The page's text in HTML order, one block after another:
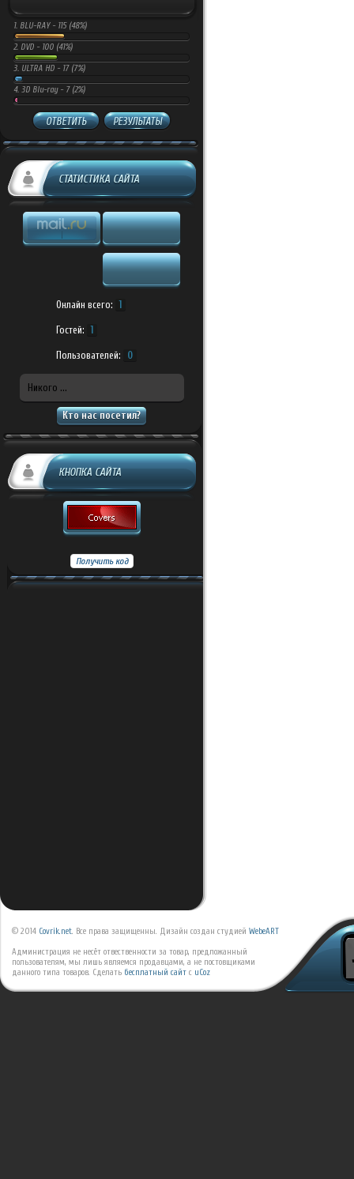
1. BLU-RAY - 115 (48%)
2. DVD - 100 (41%)
3. ULTRA HD - 17 (7%)
4. 3D Blu-ray - 7 (2%)
ОТВЕТИТЬ РЕЗУЛЬТАТЫ
СТАТИСТИКА САЙТА
Онлайн всего: 1
Гостей: 1
Пользователей: 0
Никого ...
Кто нас посетил?
КНОПКА САЙТА
© 2014 Covrik.net. Все права защищенны. Дизайн создан студией WebeART
Администрация не несёт отвественности за товар, предложанный
пользователям, мы лишь являемся продавцами, а не постовщиками
данного типа товаров. Сделать бесплатный сайт с uCoz